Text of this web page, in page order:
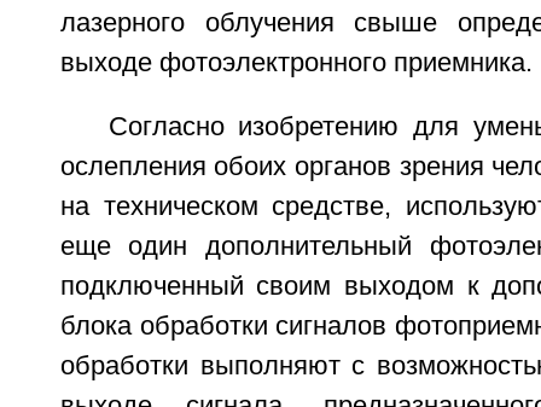
лазерного облучения свыше
выходе фотоэлектронного приемника.
Согласно изобретению для
ослепления обоих органов зрения
на техническом средстве,
еще один дополнительный
подключенный своим выходом к
блока обработки сигналов
обработки выполняют с